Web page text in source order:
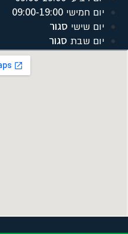
יום חמישי 09:00-19:00
יום שישי סגור
יום שבת סגור